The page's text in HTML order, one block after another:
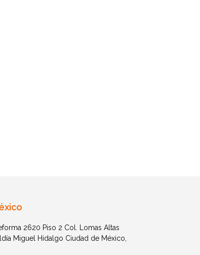
2620 Piso 2 Col. Lomas Altas
Miguel Hidalgo Ciudad de México,